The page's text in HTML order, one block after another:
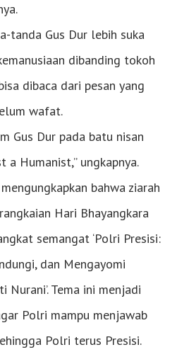
tanda Gus Dur lebih suka
dibanding tokoh
dibaca dari pesan yang
wafat.
Gus Dur pada batu nisan
Humanist,” ungkapnya.
bahwa ziarah
Hari Bhayangkara
semangat ‘Polri Presisi:
dan Mengayomi
Tema ini menjadi
Polri mampu menjawab
Polri terus Presisi.